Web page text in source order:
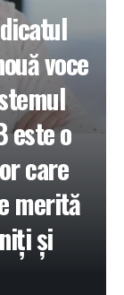
voce
este o
care
merită
și